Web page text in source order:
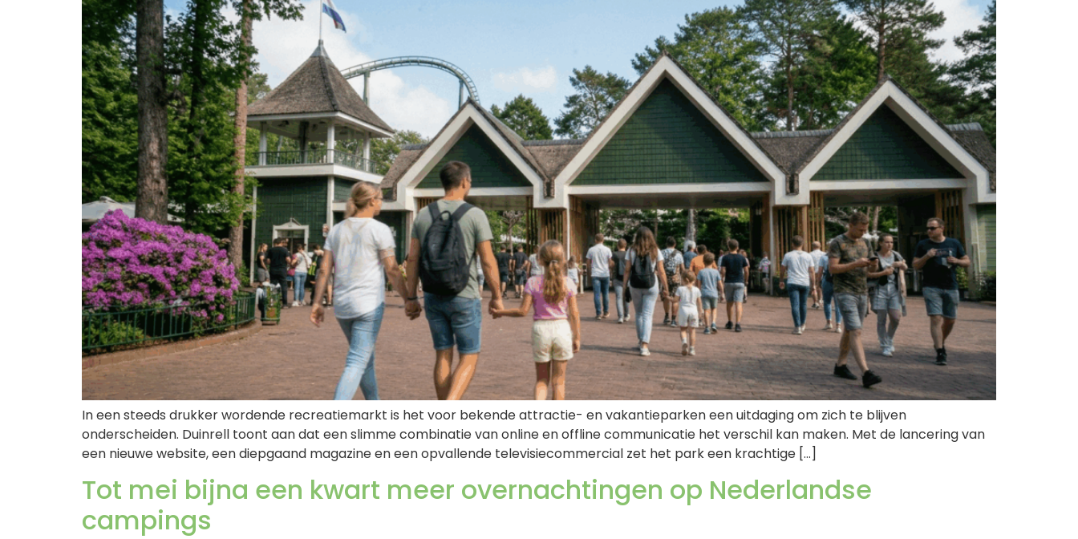
In een steeds drukker wordende recreatiemarkt is het voor bekende attractie- en vakantieparken een uitdaging om zich te blijven
onderscheiden. Duinrell toont aan dat een slimme combinatie van online en offline communicatie het verschil kan maken. Met de lancering van
een nieuwe website, een diepgaand magazine en een opvallende televisiecommercial zet het park een krachtige […]
Tot mei bijna een kwart meer overnachtingen op Nederlandse
campings